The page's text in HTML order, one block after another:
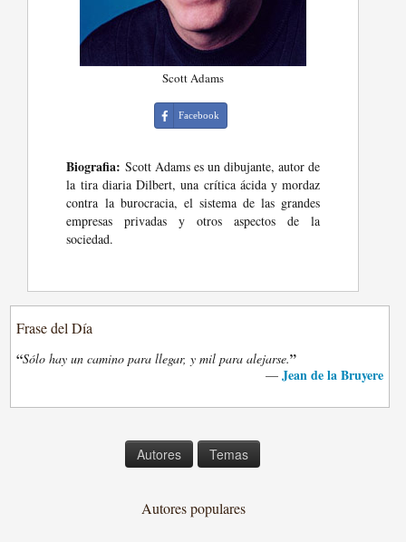
Scott Adams
Facebook
Biografia: Scott Adams es un dibujante, autor de
la tira diaria Dilbert, una crítica ácida y mordaz
contra la burocracia, el sistema de las grandes
empresas privadas y otros aspectos de la
sociedad.
Frase del Día
“Sólo hay un camino para llegar, y mil para alejarse.”
— Jean de la Bruyere
Autores Temas
Autores populares